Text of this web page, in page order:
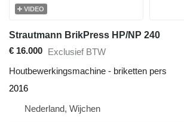
VIDEO
Strautmann BrikPress HP/NP 240
€ 16.000 Exclusief BTW
Houtbewerkingsmachine - briketten pers
2016
Nederland, Wijchen